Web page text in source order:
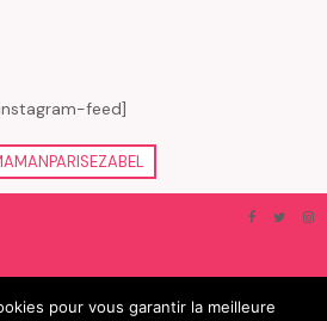
feed]
PARLE… BLOGROLL
pour vous garantir la meilleure